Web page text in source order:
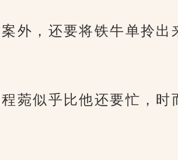
外，还要将铁牛单拎出
菀似乎比他还要忙，时